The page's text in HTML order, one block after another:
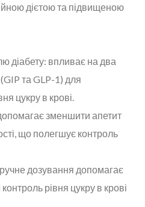
дієтою та підвищеною
діабету: впливає на два
та GLP-1) для
цукру в крові.
зменшити апетит
що полегшує контроль
дозування допомагає
рівня цукру в крові